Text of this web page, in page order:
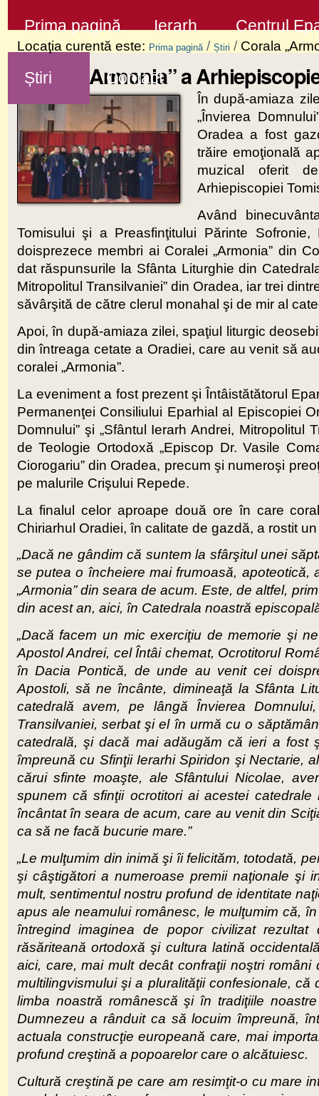
la
conţinut
Sari
la
navigare
Prima pagină Ierarh Centrul
Știri Contact
Locaţia curentă este: Prima pagină / Știri / Corala
Corala „Armonia” a
În după-amiaza
„Învierea
Oradea a fost
trăire emoţională
muzical oferit
Arhiepiscopiei
Având
Tomisului şi a Preasfinţitului Părinte
doisprezece membri ai Coralei „Armonia” din
dat răspunsurile la Sfânta Liturghie din
Mitropolitul Transilvaniei” din Oradea, iar trei
săvârşită de către clerul monahal şi de mir al
Apoi, în după-amiaza zilei, spaţiul liturgic
din întreaga cetate a Oradiei, care au venit să
coralei „Armonia”.
La eveniment a fost prezent şi Întâistătătorul
Permanenţei Consiliului Eparhial al Episcopiei
Domnului” şi „Sfântul Ierarh Andrei,
de Teologie Ortodoxă „Episcop Dr. Vasile
Ciorogariu” din Oradea, precum şi numeroşi
pe malurile Crişului Repede.
La finalul celor aproape două ore în care
Chiriarhul Oradiei, în calitate de gazdă, a rostit
„Dacă ne gândim că suntem la sfârşitul unei
se putea o încheiere mai frumoasă,
„Armonia” din seara de acum. Este, de altfel,
din acest an, aici, în Catedrala noastră
„Dacă facem un mic exerciţiu de memorie şi
Apostol Andrei, cel Întâi chemat, Ocrotitorul
în Dacia Pontică, de unde au venit cei
Apostoli, să ne încânte, dimineaţă la Sfânta
catedrală avem, pe lângă Învierea
Transilvaniei, serbat şi el în urmă cu o
catedrală, şi dacă mai adăugăm că ieri a fost
împreună cu Sfinţii Ierarhi Spiridon şi Nectarie,
cărui sfinte moaşte, ale Sfântului Nicolae,
spunem că sfinţii ocrotitori ai acestei
încântat în seara de acum, care au venit din
ca să ne facă bucurie mare.”
„Le mulţumim din inimă şi îi felicităm, totodată,
şi câştigători a numeroase premii naţionale şi
mult, sentimentul nostru profund de identitate
apus ale neamului românesc, le mulţumim că,
întregind imaginea de popor civilizat rezultat
răsăriteană ortodoxă şi cultura latină
aici, care, mai mult decât confraţii noştri
multilingvismului şi a pluralităţii confesionale,
limba noastră românescă şi în tradiţiile
Dumnezeu a rânduit ca să locuim împreună,
actuala construcţie europeană care, mai
profund creştină a popoarelor care o alcătuiesc.
Cultură creştină pe care am resimţit-o cu mare